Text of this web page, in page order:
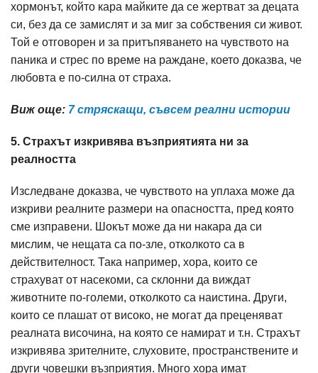
хормонът, който кара майките да се жертват за децата
си, без да се замислят и за миг за собствения си живот.
Той е отговорен и за притъпяването на чувството на
паника и стрес по време на раждане, което доказва, че
любовта е по-силна от страха.
Виж още: 7 стряскащи, съвсем реални истории
5. Страхът изкривява възприятията ни за
реалността
Изследване доказва, че чувството на уплаха може да
изкриви реалните размери на опасността, пред която
сме изправени. Шокът може да ни накара да си
мислим, че нещата са по-зле, отколкото са в
действителност. Така например, хора, които се
страхуват от насекоми, са склонни да виждат
животните по-големи, отколкото са наистина. Други,
които се плашат от високо, не могат да преценяват
реалната височина, на която се намират и т.н. Страхът
изкривява зрителните, слуховите, пространствените и
други човешки възприятия. Много хора имат